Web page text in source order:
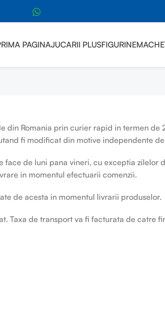
PAGINAJUCARII PLUSFIGURINE
din Romania prin curier rapid in termen de
fi modificat din motive independente
de luni pana vineri, cu exceptia zilelor
in momentul efectuarii comenzii.
de acesta in momentul livrarii produselor.
Taxa de transport va fi facturata de catre